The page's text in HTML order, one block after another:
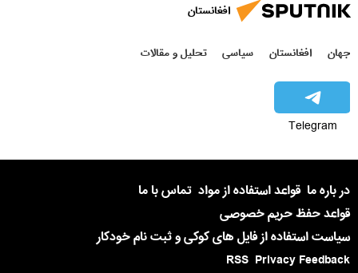
افغانستان
جهان افغانستان سیاسی تحلیل و مقالات
Telegram
در باره ما قواعد استفاده از مواد تماس با ما
قواعد حفظ حریم خصوصی
سیاست استفاده از فایل های کوکی و ثبت نام خودکار
Privacy Feedback
RSS